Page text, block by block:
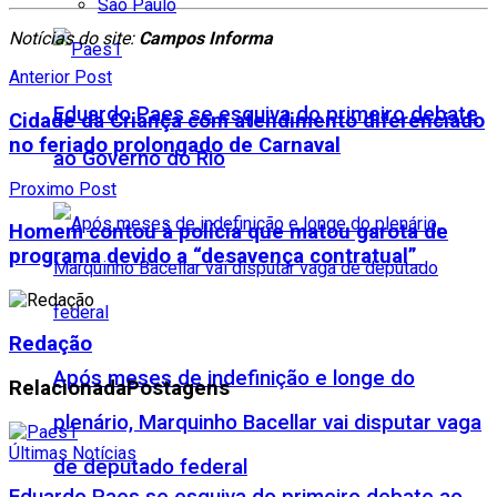
São Paulo
Eduardo Paes se esquiva do primeiro debate
ao Governo do Rio
Após meses de indefinição e longe do
plenário, Marquinho Bacellar vai disputar vaga
de deputado federal
Notícias do site: Campos Informa
Anterior Post
Cidade da Criança com atendimento diferenciado
no feriado prolongado de Carnaval
Proximo Post
Homem contou à polícia que matou garota de
programa devido a “desavença contratual”
Redação
RelacionadaPostagens
Últimas Notícias